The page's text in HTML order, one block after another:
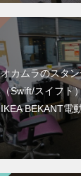
オカムラのスタ
（Swift/スイフト
IKEA BEKANT電